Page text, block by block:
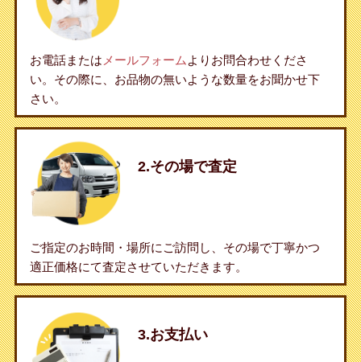
お電話または メールフォーム よりお問合わせくださ
い。その際に、お品物の無いような数量をお聞かせ下
さい。
2.その場で査定
ご指定のお時間・場所にご訪問し、その場で丁寧かつ
適正価格にて査定させていただきます。
3.お支払い